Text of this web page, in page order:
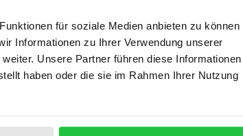
für soziale Medien anbieten zu können
Informationen zu Ihrer Verwendung unserer
Unsere Partner führen diese Informationen
haben oder die sie im Rahmen Ihrer Nutzung
material Product